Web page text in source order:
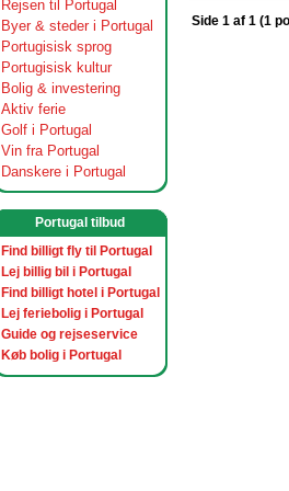
Rejsen til Portugal
Byer & steder i Portugal
Portugisisk sprog
Portugisisk kultur
Bolig & investering
Aktiv ferie
Golf i Portugal
Vin fra Portugal
Danskere i Portugal
Portugal tilbud
Find billigt fly til Portugal
Lej billig bil i Portugal
Find billigt hotel i Portugal
Lej feriebolig i Portugal
Guide og rejseservice
Køb bolig i Portugal
Side 1 af 1 (1